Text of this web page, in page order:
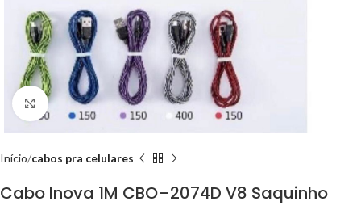
Clique para ampliar
Início cabos pra celulares
Cabo Inova 1M CBO–2074D V8 Saquinho